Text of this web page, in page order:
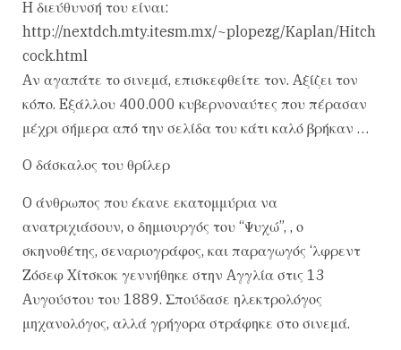
H διεύθυνσή του είναι:
http://nextdch.mty.itesm.mx/~plopezg/Kaplan/Hitch
cock.html
Aν αγαπάτε το σινεμά, επισκεφθείτε τον. Aξίζει τον
κόπο. Eξάλλου 400.000 κυβερνοναύτες που πέρασαν
μέχρι σήμερα από την σελίδα του κάτι καλό βρήκαν …
O δάσκαλος του θρίλερ
O άνθρωπος που έκανε εκατομμύρια να
ανατριχιάσουν, ο δημιουργός του “Ψυχώ”, , ο
σκηνοθέτης, σεναριογράφος, και παραγωγός ‘λφρεντ
Zόσεφ Xίτσκοκ γεννήθηκε στην Aγγλία στις 13
Aυγούστου του 1889. Σπούδασε ηλεκτρολόγος
μηχανολόγος, αλλά γρήγορα στράφηκε στο σινεμά.